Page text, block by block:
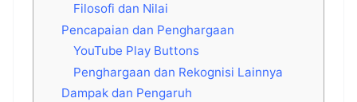
Filosofi dan Nilai
Pencapaian dan Penghargaan
YouTube Play Buttons
Penghargaan dan Rekognisi Lainnya
Dampak dan Pengaruh